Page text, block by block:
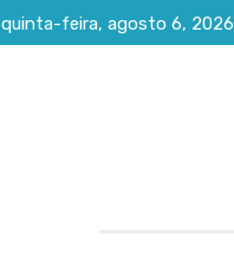
quinta-feira, agosto 6, 2026